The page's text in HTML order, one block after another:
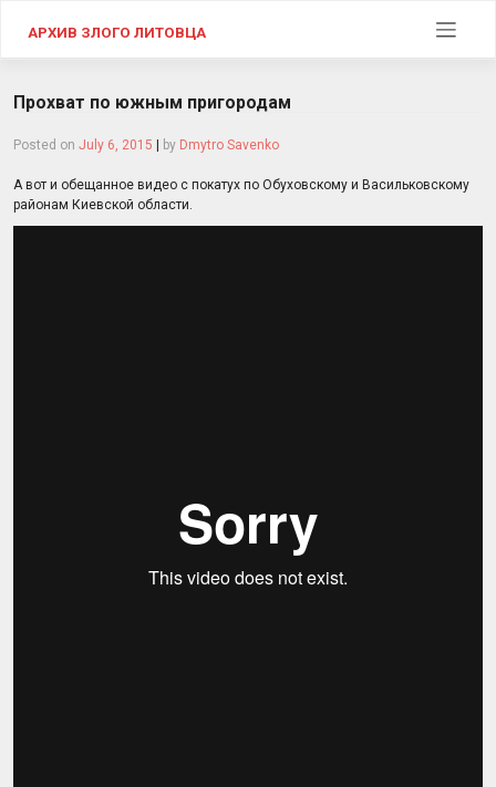
АРХИВ ЗЛОГО ЛИТОВЦА
Прохват по южным пригородам
Posted on July 6, 2015 | by Dmytro Savenko
А вот и обещанное видео с покатух по Обуховскому и Васильковскому
районам Киевской области.